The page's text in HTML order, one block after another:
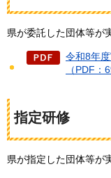
県が委託した団体等が
令和8年
（PDF：
指定研修
県が指定した団体等が